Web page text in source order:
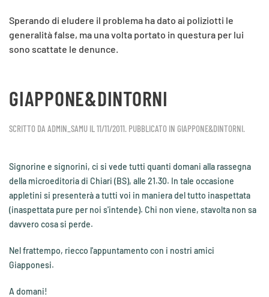
Sperando di eludere il problema ha dato ai poliziotti le
generalità false, ma una volta portato in questura per lui
sono scattate le denunce.
GIAPPONE&DINTORNI
SCRITTO DA ADMIN_SAMU IL11/11/2011. PUBBLICATO IN GIAPPONE&DINTORNI.
Signorine e signorini, ci si vede tutti quanti domani alla rassegna
della microeditoriadi Chiari (BS), alle 21.30. In tale occasione
appletini si presenterà a tutti voi in maniera del tutto inaspettata
(inaspettata pure per noi s'intende). Chi non viene, stavolta non sa
davvero cosa si perde.
Nel frattempo, riecco l'appuntamento con i nostri amici
Giapponesi.
A domani!